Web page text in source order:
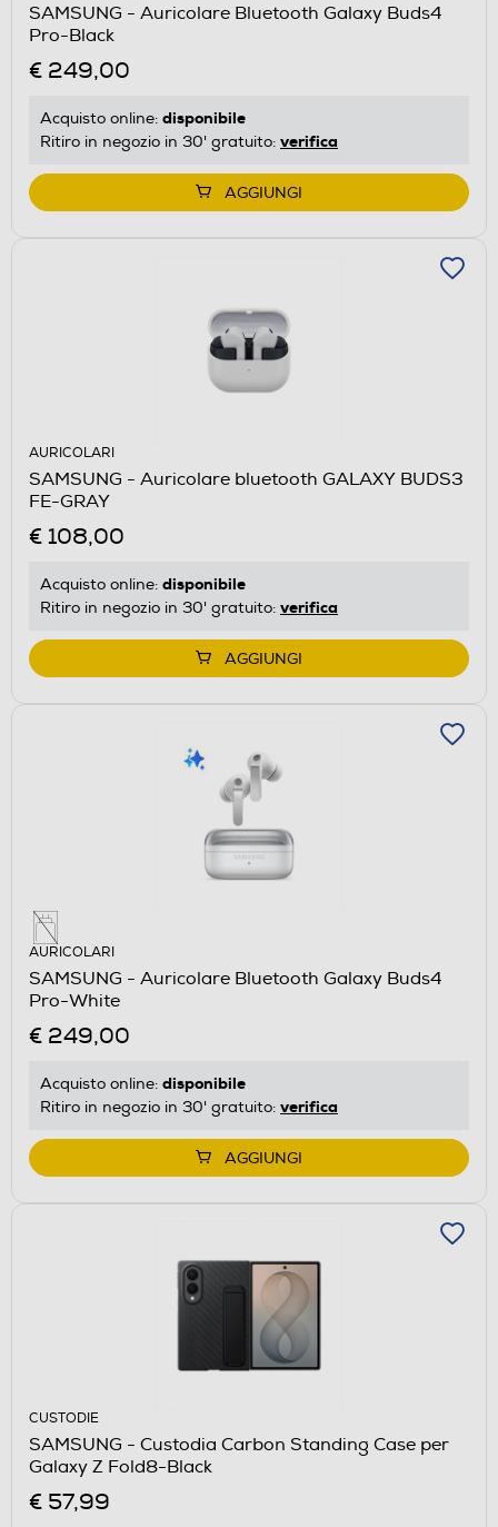
SAMSUNG - Auricolare Bluetooth Galaxy Buds4
Pro-Black
€ 249,00
Acquisto online: disponibile
Ritiro in negozio in 30' gratuito: verifica
AGGIUNGI
AURICOLARI
SAMSUNG - Auricolare bluetooth GALAXY BUDS3
FE-GRAY
€ 108,00
Acquisto online: disponibile
Ritiro in negozio in 30' gratuito: verifica
AGGIUNGI
AURICOLARI
SAMSUNG - Auricolare Bluetooth Galaxy Buds4
Pro-White
€ 249,00
Acquisto online: disponibile
Ritiro in negozio in 30' gratuito: verifica
AGGIUNGI
CUSTODIE
SAMSUNG - Custodia Carbon Standing Case per
Galaxy Z Fold8-Black
€ 57,99